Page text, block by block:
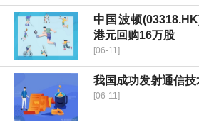
中国波顿
港元回购16万股
[06-11]
我国成功发射通信
[06-11]